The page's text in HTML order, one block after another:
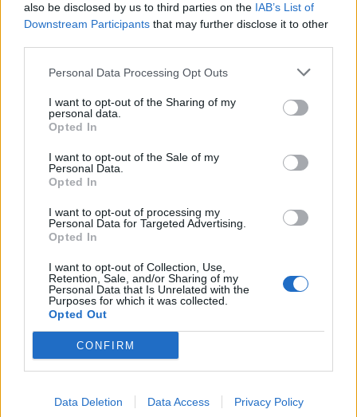
also be disclosed by us to third parties on the IAB’s List of
Downstream Participants that may further disclose it to other
Personal Data Processing Opt Outs
I want to opt-out of the Sharing of my
personal data.
Opted In
I want to opt-out of the Sale of my
Personal Data.
Opted In
I want to opt-out of processing my
Personal Data for Targeted Advertising.
Opted In
I want to opt-out of Collection, Use,
Retention, Sale, and/or Sharing of my
Personal Data that Is Unrelated with the
Purposes for which it was collected.
Opted Out
CONFIRM
Data Deletion Data Access Privacy Policy